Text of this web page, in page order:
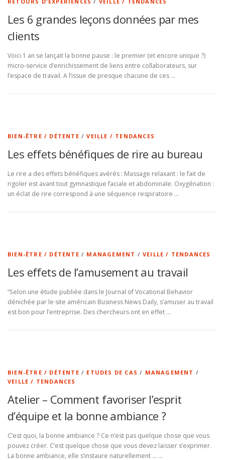
Les 6 grandes leçons données par mes
clients
Voici 1 an se lançait la bonne pause : le premier (et encore unique ?)
micro-service d’enrichissement de liens entre collaborateurs, sur
l’espace de travail. A l’issue de presque chacune de ces …
BIEN-ÊTRE / DÉTENTE /VEILLE / TENDANCES
Les effets bénéfiques de rire au bureau
Le rire a des effets bénéfiques avérés : Massage relaxant : le fait de
rigoler est avant tout gymnastique faciale et abdominale. Oxygénation :
un éclat de rire correspond à une séquence respiratoire …
BIEN-ÊTRE / DÉTENTE / MANAGEMENT /VEILLE / TENDANCES
Les effets de l’amusement au travail
“Selon une étude publiée dans le Journal of Vocational Behavior
dénichée par le site américain Business News Daily, s’amuser au travail
est bon pour l’entreprise. Des chercheurs ont en effet …
BIEN-ÊTRE / DÉTENTE / ETUDES DE CAS / MANAGEMENT /
VEILLE / TENDANCES
Atelier – Comment favoriser l’esprit
d’équipe et la bonne ambiance ?
C’est quoi, la bonne ambiance ? Ce n’est pas quelque chose que vous
pouvez créer. C’est quelque chose que vous devez laisser s’exprimer.
La bonne ambiance, elle s’instaure naturellement … …